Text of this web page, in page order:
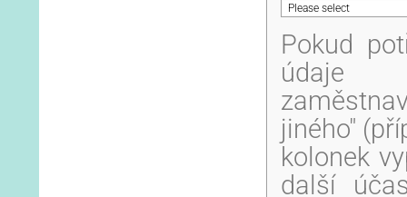
Pokud
údaje
jiného"
kolonek
další